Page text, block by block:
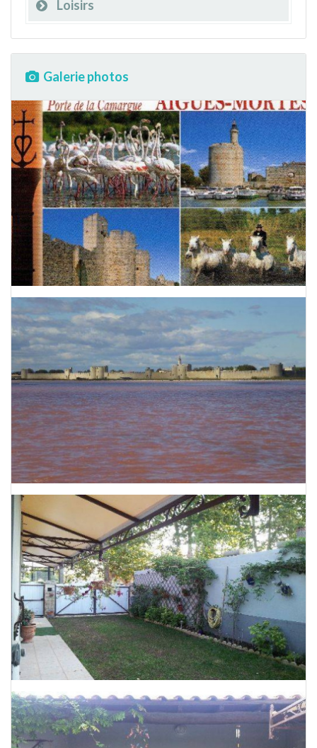
Loisirs
Galerie photos